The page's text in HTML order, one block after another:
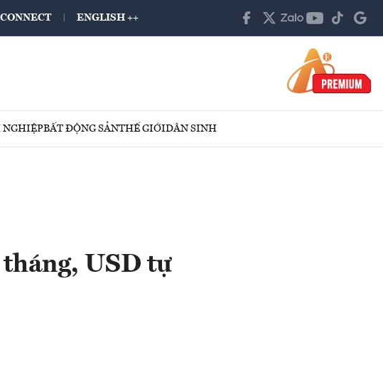
ENGLISH ++
NGHIỆPBẤT ĐỘNG SẢNTHẾ GIỚIDÂN SINH
tháng, USD tự